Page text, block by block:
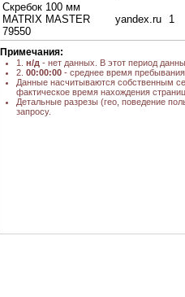
Скребок 100 мм
MATRIX MASTER
79550
yandex.ru 1
Примечания:
1. н/д - нет данных. В этот период
2. 00:00:00 - среднее время
Данные насчитываются собственным
фактическое время нахождения
Детальные разрезы (гео, поведение
запросу.